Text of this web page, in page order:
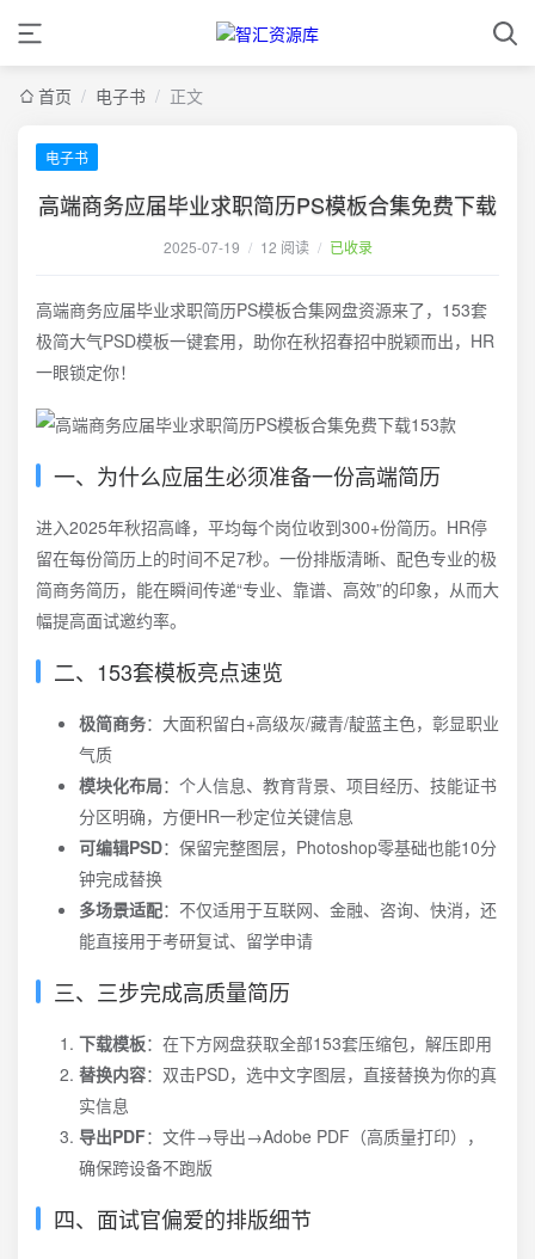
首页 / 电子书 / 正文
电子书
高端商务应届毕业求职简历PS模板合集免费下载
2025-07-19 / 12 阅读 / 已收录
高端商务应届毕业求职简历PS模板合集网盘资源来了，153套
极简大气PSD模板一键套用，助你在秋招春招中脱颖而出，HR
一眼锁定你！
一、为什么应届生必须准备一份高端简历
进入2025年秋招高峰，平均每个岗位收到300+份简历。HR停
留在每份简历上的时间不足7秒。一份排版清晰、配色专业的极
简商务简历，能在瞬间传递“专业、靠谱、高效”的印象，从而大
幅提高面试邀约率。
二、153套模板亮点速览
极简商务：大面积留白+高级灰/藏青/靛蓝主色，彰显职业
气质
模块化布局：个人信息、教育背景、项目经历、技能证书
分区明确，方便HR一秒定位关键信息
可编辑PSD：保留完整图层，Photoshop零基础也能10分
钟完成替换
多场景适配：不仅适用于互联网、金融、咨询、快消，还
能直接用于考研复试、留学申请
三、三步完成高质量简历
下载模板：在下方网盘获取全部153套压缩包，解压即用
替换内容：双击PSD，选中文字图层，直接替换为你的真
实信息
导出PDF：文件→导出→Adobe PDF（高质量打印），
确保跨设备不跑版
四、面试官偏爱的排版细节